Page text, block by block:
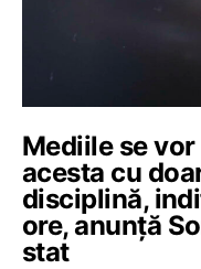
Mediile se
acesta cu
disciplină,
ore, anunță
stat